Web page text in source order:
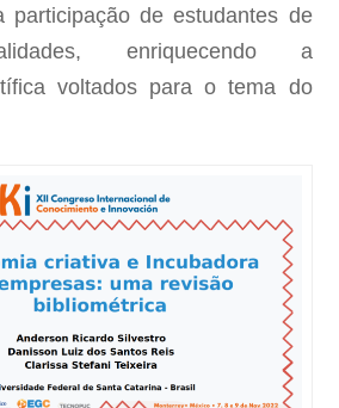
participação de estudantes de
enriquecendo a
voltados para o tema do